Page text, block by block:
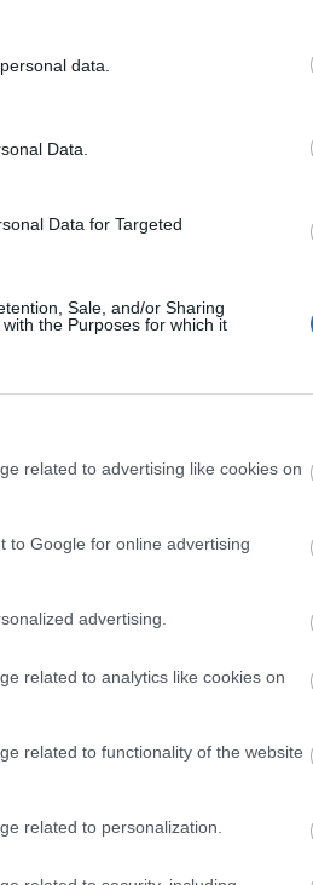
data.
Data.
Data for Targeted
Sale, and/or Sharing
the Purposes for which it
related to advertising like cookies on
to Google for online advertising
advertising.
related to analytics like cookies on
related to functionality of the website
related to personalization.
Υπουργείου Οικονομικών,
στον ιδιωτικό τομέα,
στην ΑΑΔΕ
λεόντειες συμβάσεις
παράδοση κρίσιμων
κέντρο κλπ σε
φορολογικές και κτηματικές
που δόθηκε το προηγούμενο
τον προληπτικό έλεγχο
υπηρεσιών και
Αυτός ο αγώνας, που δόθηκε
της κυβέρνησης της ΝΔ.
ΤΗΣ ΠΟΕ-ΔΟΥ
ΟΙΚΟΝΟΜΙΑΣ &